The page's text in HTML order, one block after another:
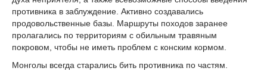
противника в заблуждение. Активно создавались
продовольственные базы. Маршруты походов заранее
пролагались по территориям с обильным травяным
покровом, чтобы не иметь проблем с конским кормом.
Монголы всегда старались бить противника по частям.